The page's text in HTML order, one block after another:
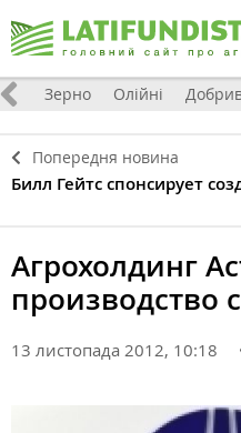
Світ Зерно Олійні
Попередня новина
Билл Гейтс спонсирует
Агрохолдинг
производство
13 листопада 2012, 10:18